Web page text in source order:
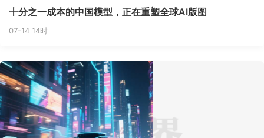
十分之一成本的中国模型，正在重塑全球AI版图
07-14 14时